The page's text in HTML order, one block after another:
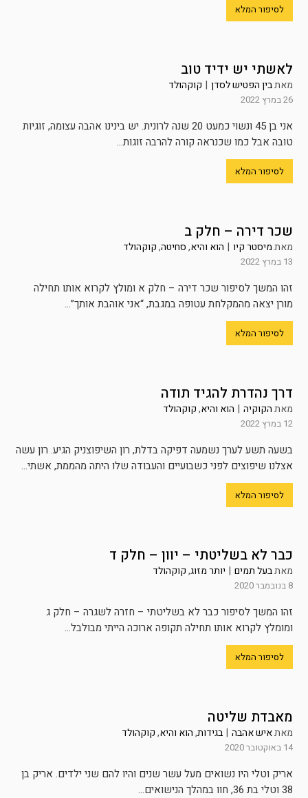
לסיפור המלא
לאשתי יש ידיד טוב
מאתבין הפטיש לסדן | קוקהולד
26 במרץ 2022
אני בן 45 ונשוי כמעט 20 שנה לרונית. יש בינינו אהבה עצומה, זוגיות
טובה אבל כמו שכנראה קורה להרבה זוגות...
לסיפור המלא
שכר דירה – חלק ב
מאתמיסטר קיו | הוא והיא,סחיטה,קוקהולד
13 במרץ 2022
זהו המשך לסיפור שכר דירה – חלק א ומולץ לקרוא אותו תחילה
מורן יצאה מהמקלחת עטופה במגבת, “אני אוהבת אותך”...
לסיפור המלא
דרך נהדרת להגיד תודה
מאתהקוקיה | הוא והיא,קוקהולד
12 במרץ 2022
בשעה תשע לערך נשמעה דפיקה בדלת, רון השיפוצניק הגיע. רון עשה
אצלנו שיפוצים לפני כשבועיים והעבודה שלו היתה מהממת, אשתי...
לסיפור המלא
כבר לא בשליטתי – יוון – חלק ד
מאתבעל תמים | יותר מזוג,קוקהולד
8 בנובמבר 2020
זהו המשך לסיפור כבר לא בשליטתי – חזרה לשגרה – חלק ג
ומומלץ לקרוא אותו תחילה תקופה ארוכה הייתי מבולבל...
לסיפור המלא
מאבדת שליטה
מאתאיש אהבה | בגידות,הוא והיא,קוקהולד
14 באוקטובר 2020
אריק וטלי היו נשואים מעל עשר שנים והיו להם שני ילדים. אריק בן
38 וטלי בת 36, חוו במהלך הנישואים...